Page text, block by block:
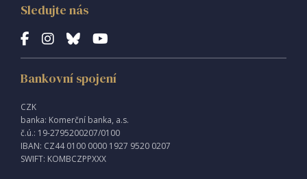
Sledujte nás
Bankovní spojení
CZK
banka: Komerční banka, a.s.
č.ú.: 19-2795200207/0100
IBAN: CZ44 0100 0000 1927 9520 0207
SWIFT: KOMBCZPPXXX